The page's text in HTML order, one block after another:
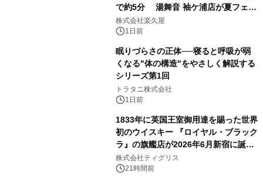
で約5分 湯舞音 袖ケ浦店が夏フェア
メニューを提供
株式会社楽久屋
1日前
眠りづらさの正体──寝ると呼吸が弱
くなる"体の構造"をやさしく解説する
シリーズ第1回
トラタニ株式会社
1日前
1833年に英国王室御用達を賜った世界
初のウイスキー 『ロイヤル・ブラック
ラ』の旗艦店が2026年6月新宿に誕
生 バカルディ ジャパンと連携した
没入型バー「BAR Arca」
株式会社ティグリス
21時間前